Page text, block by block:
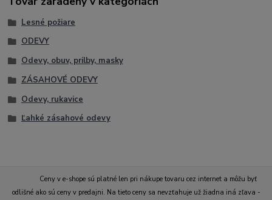
Lesné požiare
ODEVY
Odevy, obuv, prilby, masky
ZÁSAHOVÉ ODEVY
Odevy, rukavice
Ľahké zásahové odevy
Ceny v e-shope sú platné len pri nákupe tovaru cez internet a môžu byť
odlišné ako sú ceny v predajni. Na tieto ceny sa nevzťahuje už žiadna iná zľava -